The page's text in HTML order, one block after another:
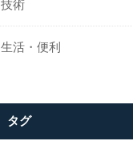
技術
生活・便利
タグ